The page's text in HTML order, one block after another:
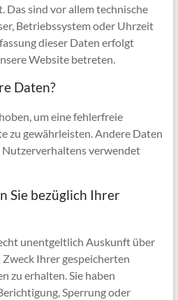
Das sind vor allem technische
Betriebssystem oder Uhrzeit
dieser Daten erfolgt
Website betreten.
Daten?
um eine fehlerfreie
zu gewährleisten. Andere Daten
Nutzerverhaltens verwendet
Sie bezüglich Ihrer
unentgeltlich Auskunft über
Ihrer gespeicherten
zu erhalten. Sie haben
Sperrung oder